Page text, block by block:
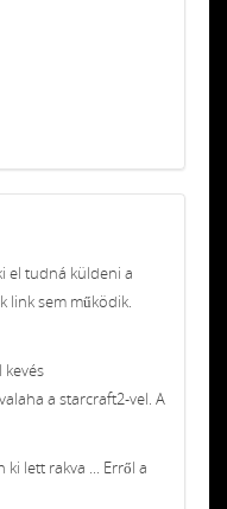
el tudná küldeni a
link sem működik.
a starcraft2-vel. A
lett rakva ... Erről a